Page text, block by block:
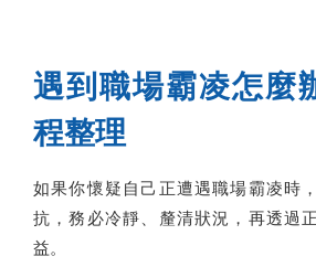
遇到職場霸凌怎麼
程整理
如果你懷疑自己正遭遇職場霸凌時
抗，務必冷靜、釐清狀況，再透過
益。